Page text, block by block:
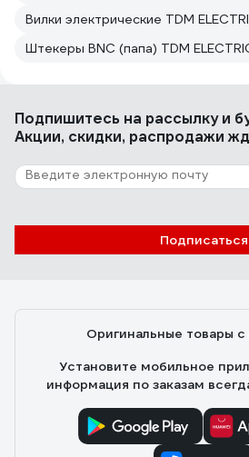
Вилки электрические TDM
Штекеры BNC (папа) TDM
Подпишитесь на рассылкуи
Акции, скидки, распродажи
Подписаться
Оригинальные товары с
Установите мобильное
информация по заказам